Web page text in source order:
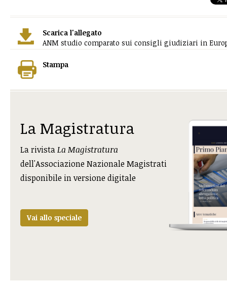
Scarica l'allegato
ANM studio comparato sui consigli giudiziari in
Stampa
La Magistratura
La rivistaLa Magistratura
dell'Associazione Nazionale Magistrati
disponibile in versione digitale
Vai allo speciale